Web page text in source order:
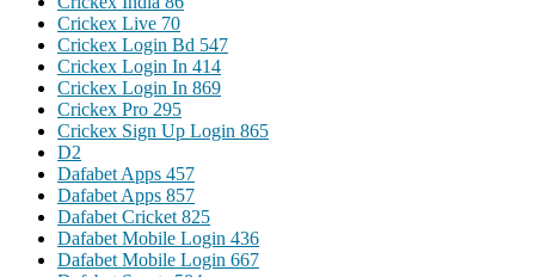
Crickex Live 70
Crickex Login Bd 547
Crickex Login In 414
Crickex Login In 869
Crickex Pro 295
Crickex Sign Up Login 865
D2
Dafabet Apps 457
Dafabet Apps 857
Dafabet Cricket 825
Dafabet Mobile Login 436
Dafabet Mobile Login 667